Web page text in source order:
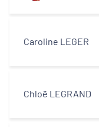
Caroline LEGER
Chloë LEGRAND